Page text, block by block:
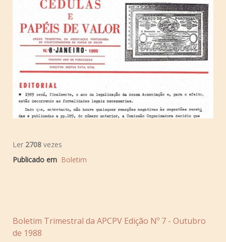
Ler 2708 vezes
Publicado em Boletim
Boletim Trimestral da APCPV Edição Nº 7 - Outubro
de 1988